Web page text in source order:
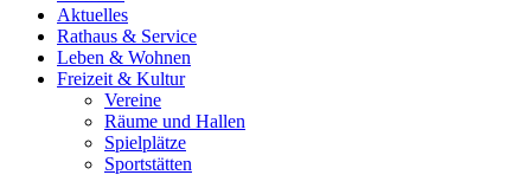
Aktuelles
Rathaus & Service
Leben & Wohnen
Freizeit & Kultur
Vereine
Räume und Hallen
Spielplätze
Sportstätten